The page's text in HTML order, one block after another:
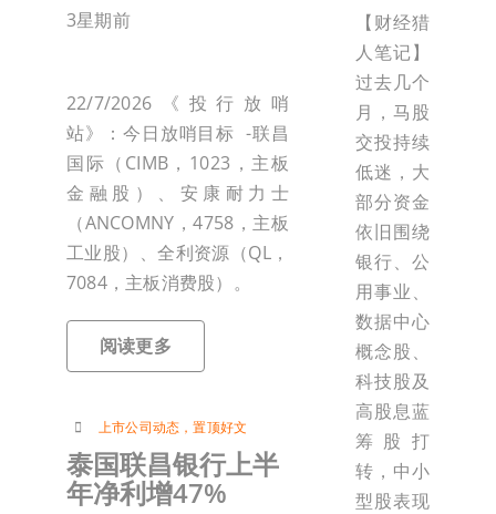
3星期前
22/7/2026《投行放哨
站》：今日放哨目标 -联昌
国际（CIMB，1023，主板
金融股）、安康耐力士
（ANCOMNY，4758，主板
工业股）、全利资源（QL，
7084，主板消费股）。
阅读更多
上市公司动态 ，置顶好文
泰国联昌银行上半
年净利增47%
【财经猎
人笔记】
过去几个
月，马股
交投持续
低迷，大
部分资金
依旧围绕
银行、公
用事业、
数据中心
概念股、
科技股及
高股息蓝
筹股打
转，中小
型股表现